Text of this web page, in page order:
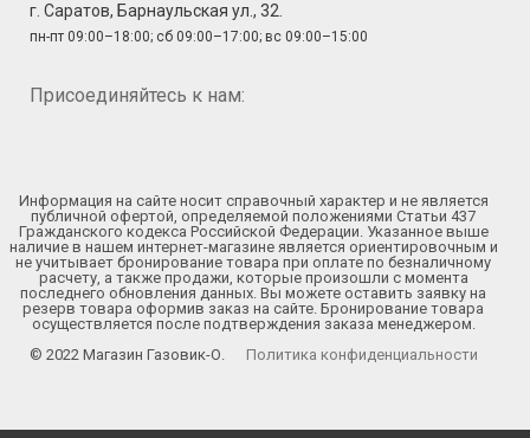
г. Саратов, Барнаульская ул., 32.
пн-пт 09:00–18:00; сб 09:00–17:00; вс 09:00–15:00
Присоединяйтесь к нам:
Информация на сайте носит справочный характер и не является
публичной офертой, определяемой положениями Статьи 437
Гражданского кодекса Российской Федерации. Указанное выше
наличие в нашем интернет-магазине является ориентировочным и
не учитывает бронирование товара при оплате по безналичному
расчету, а также продажи, которые произошли с момента
последнего обновления данных. Вы можете оставить заявку на
резерв товара оформив заказ на сайте. Бронирование товара
осуществляется после подтверждения заказа менеджером.
© 2022 Магазин Газовик-О.
Политика конфиденциальности